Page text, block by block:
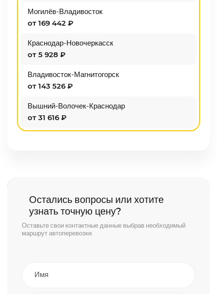
Могилёв-Владивосток
от 169 442 ₽
Краснодар-Новочеркасск
от 5 928 ₽
Владивосток-Магнитогорск
от 143 526 ₽
Вышний-Волочек-Краснодар
от 31 616 ₽
Остались вопросы или хотите
узнать точную цену?
Оставьте свои контактные данные выбрав необходимый
маршрут автоперевозки.